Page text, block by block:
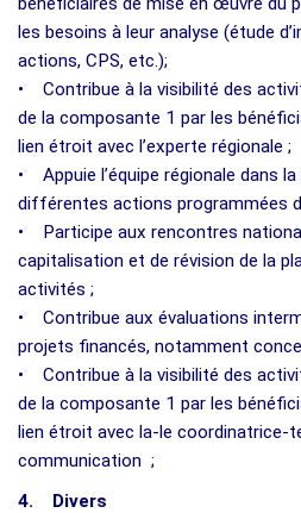
les besoins à leur analyse (étude
actions, CPS, etc.);
• Contribue à la visibilité des
de la composante 1 par les
lien étroit avec l’experte régionale ;
• Appuie l’équipe régionale dans
différentes actions programmées
• Participe aux rencontres
capitalisation et de révision de la
activités ;
• Contribue aux évaluations
projets financés, notamment
• Contribue à la visibilité des
de la composante 1 par les
lien étroit avec la-le coordinatrice-
communication ;
4. Divers